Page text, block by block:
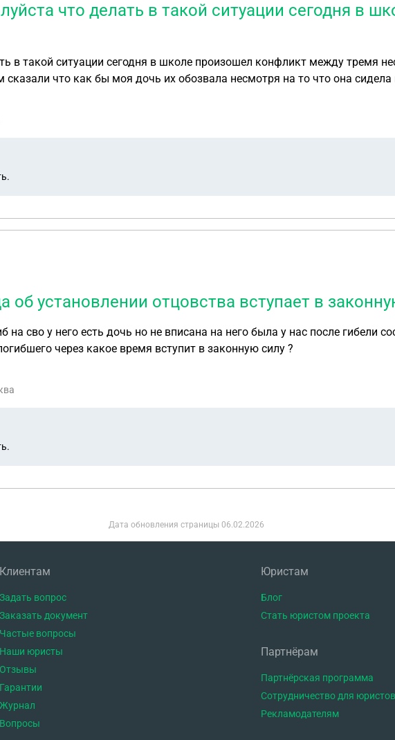
что делать в такой ситуации сегодня в
в такой ситуации сегодня в школе произошел конфликт между тремя
что как бы моя дочь их обозвала несмотря на то что она сидела
мной разговаривать и ничего не хочет слышать
об установлении отцовства вступает в
сво у него есть дочь но не вписана на него была у нас после гибели
через какое время вступит в законную силу ?
Дата обновления страницы 06.02.2026
Клиентам
Задать вопрос
Заказать документ
Частые вопросы
Наши юристы
Отзывы
Гарантии
Журнал
Вопросы
Юристам
Блог
Стать юристом проекта
Партнёрам
Партнёрская программа
Сотрудничество для юристов
Рекламодателям